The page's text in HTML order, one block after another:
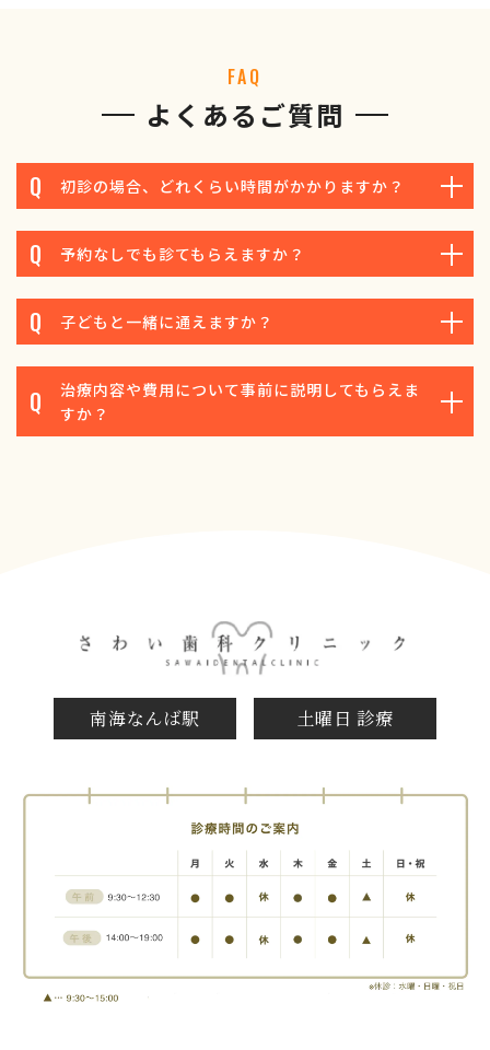
FAQ
よくあるご質問
初診の場合、どれくらい時間がかかりますか？
予約なしでも診てもらえますか？
子どもと一緒に通えますか？
治療内容や費用について事前に説明してもらえま
すか？
南海なんば駅 土曜日 診療